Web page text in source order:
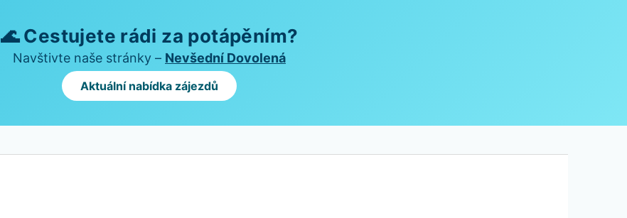
🌊 Cestujete rádi za potápěním?
Navštivte naše stránky – Nevšední Dovolená
Aktuální nabídka zájezdů